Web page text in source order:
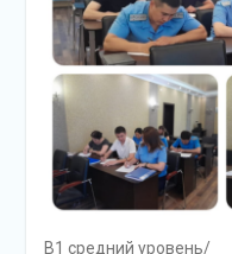
В1 средний уровень/